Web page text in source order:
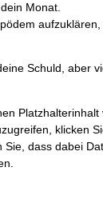
Monat.
Platzhalterinhalt
klicken
Sie, dass dabei